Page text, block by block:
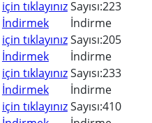
için tıklayınız Sayısı:223
İndirmek
için tıklayınız
İndirme
Sayısı:205
İndirmek
için tıklayınız
İndirme
Sayısı:233
İndirmek
için tıklayınız
İndirme
Sayısı:410